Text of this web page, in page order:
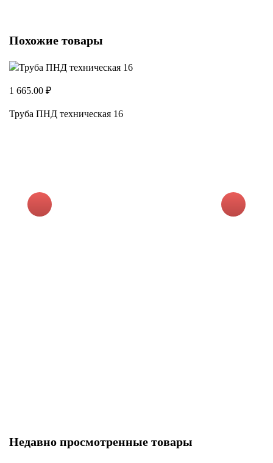
Похожие товары
1 665.00 ₽
Труба ПНД техническая 16
Недавно просмотренные товары